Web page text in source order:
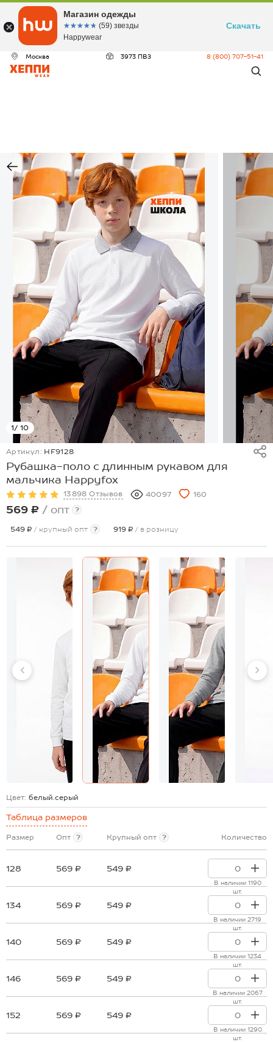
Москва 3973 ПВЗ 8 (800) 707-51-41
1/ 10
Артикул: HF9128
Рубашка-поло с длинным рукавом для
мальчика Happyfox
13898 Отзывов 40097 160
569 ₽ / опт ?
549 ₽ / крупный опт ? 919 ₽ / в розницу
Цвет: белый.серый
Таблица размеров
Размер Опт ? Крупный опт ? Количество
128 569 ₽ 549 ₽
В наличии 1190
шт.
134 569 ₽ 549 ₽
В наличии 2719
шт.
140 569 ₽ 549 ₽
В наличии 1234
шт.
146 569 ₽ 549 ₽
В наличии 2067
шт.
152 569 ₽ 549 ₽
В наличии 1290
шт.
Магазин одежды
☆☆☆☆☆
★★★★★ (59) звезды
Happywear
Скачать